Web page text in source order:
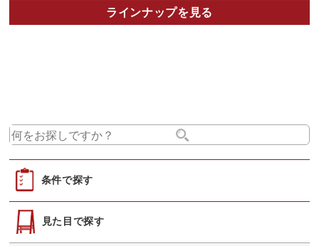
ラインナップを見る
条件で探す
見た目で探す